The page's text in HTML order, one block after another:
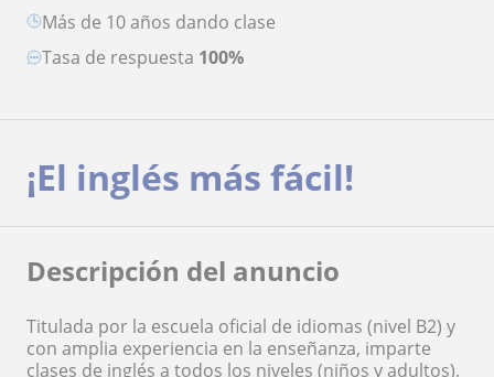
más de 10 años dando clase
Tasa de respuesta 100%
¡El inglés más fácil!
Descripción del anuncio
Titulada por la escuela oficial de idiomas (nivel B2) y
con amplia experiencia en la enseñanza, imparte
clases de inglés a todos los niveles (niños y adultos).